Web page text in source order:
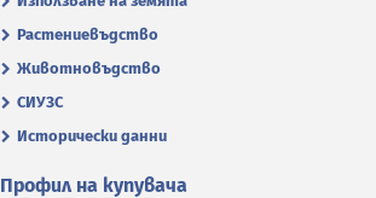
Растениевъдство
Животновъдство
СИУЗС
Исторически данни
Профил на купувача